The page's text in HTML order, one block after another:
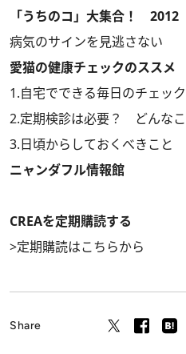
「うちのコ」大集合！ 2012
病気のサインを見逃さない
愛猫の健康チェックのススメ
1.自宅でできる毎日のチェック
2.定期検診は必要？ どんなこ
3.日頃からしておくべきこと
ニャンダフル情報館
CREAを定期購読する
>定期購読はこちらから
Share